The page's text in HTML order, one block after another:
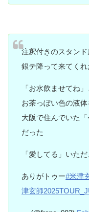
注釈付きのスタン
銀テ降って来てくれ
「お水飲ませてね
お茶っぽい色の液体
大阪で住んでいた
だった
「愛してる」いただ
ありがトゥー#米津
津玄師